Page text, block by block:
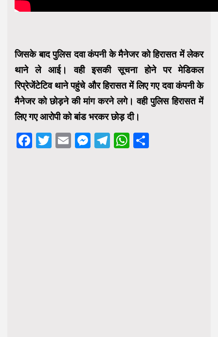
जिसके बाद पुलिस दवा कंपनी के मैनेजर को हिरासत में लेकर
थाने ले आई। वही इसकी सूचना होने पर मेडिकल
रिप्रेजेंटेटिव थाने पहुंचे और हिरासत में लिए गए दवा कंपनी के
मैनेजर को छोड़ने की मांग करने लगे। वही पुलिस हिरासत में
लिए गए आरोपी को बांड भरकर छोड़ दी।
Facebook
Twitter
EmailMessenger
Telegram
WhatsApp